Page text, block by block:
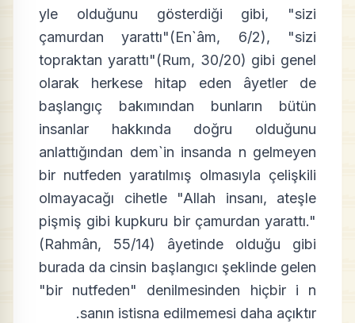
yle olduğunu gösterdiği gibi, "sizi
çamurdan yarattı"(En`âm, 6/2), "sizi
topraktan yarattı"(Rum, 30/20) gibi genel
olarak herkese hitap eden âyetler de
başlangıç bakımından bunların bütün
insanlar hakkında doğru olduğunu
anlattığından dem`in insanda n gelmeyen
bir nutfeden yaratılmış olmasıyla çelişkili
olmayacağı cihetle "Allah insanı, ateşle
pişmiş gibi kupkuru bir çamurdan yarattı."
(Rahmân, 55/14) âyetinde olduğu gibi
burada da cinsin başlangıcı şeklinde gelen
"bir nutfeden" denilmesinden hiçbir i n
sanın istisna edilmemesi daha açıktır.